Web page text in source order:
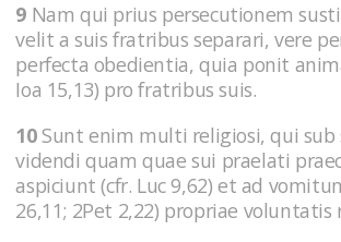
9 Nam qui prius persecutionem
velit a suis fratribus separari, vere
perfecta obedientia, quia ponit
Ioa 15,13) pro fratribus suis.
10Sunt enim multi religiosi, qui sub
videndi quam quae sui praelati
aspiciunt (cfr. Luc 9,62) et ad
26,11; 2Pet 2,22) propriae voluntatis